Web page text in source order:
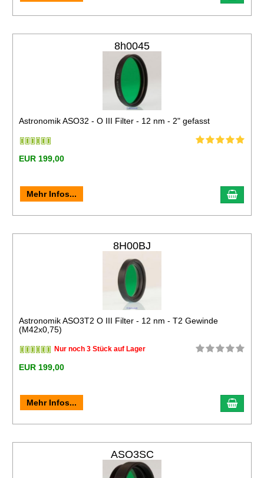
8h0045
Astronomik ASO32 - O III Filter - 12 nm - 2" gefasst
EUR 199,00
Mehr Infos...
8H00BJ
Astronomik ASO3T2 O III Filter - 12 nm - T2 Gewinde
(M42x0,75)
Nur noch 3 Stück auf Lager
EUR 199,00
Mehr Infos...
ASO3SC